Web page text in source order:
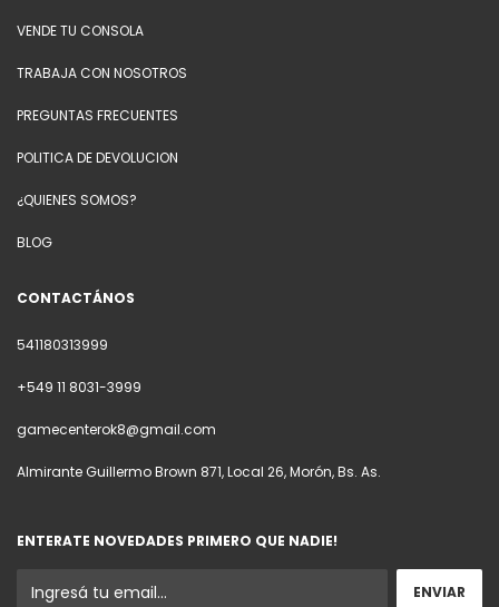
VENDE TU CONSOLA
TRABAJA CON NOSOTROS
PREGUNTAS FRECUENTES
POLITICA DE DEVOLUCION
¿QUIENES SOMOS?
BLOG
CONTACTÁNOS
541180313999
+549 11 8031-3999
gamecenterok8@gmail.com
Almirante Guillermo Brown 871, Local 26, Morón, Bs. As.
ENTERATE NOVEDADES PRIMERO QUE NADIE!